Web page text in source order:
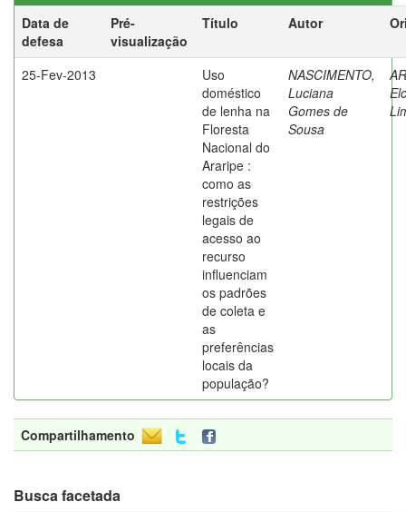
Data de
defesa
Pré-
visualização
Título Autor
25-Fev-2013
Uso
doméstico
de lenha na
Floresta
Nacional do
Araripe :
como as
restrições
legais de
acesso ao
recurso
influenciam
os padrões
de coleta e
as
preferências
locais da
população?
NASCIMENTO,
Luciana
Gomes de
Sousa
Compartilhamento
Busca facetada